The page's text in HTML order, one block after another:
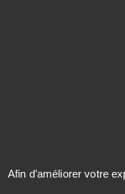
Afin d’améliorer votre